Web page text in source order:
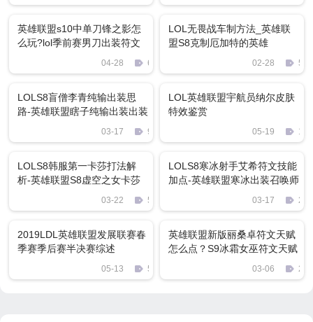
英雄联盟s10中单刀锋之影怎
么玩?lol季前赛男刀出装符文
04-28 615
LOL无畏战车制方法_英雄联
盟S8克制厄加特的英雄
02-28 543
LOLS8盲僧李青纯输出装思
路-英雄联盟瞎子纯输出装出装
03-17 950
LOL英雄联盟宇航员纳尔皮肤
特效鉴赏
05-19 133
LOLS8韩服第一卡莎打法解
析-英雄联盟S8虚空之女卡莎
03-22 575
LOLS8寒冰射手艾希符文技能
加点-英雄联盟寒冰出装召唤师
03-17
2019LDL英雄联盟发展联赛春
季赛季后赛半决赛综述
05-13 55
英雄联盟新版丽桑卓符文天赋
怎么点？S9冰霜女巫符文天赋
03-06